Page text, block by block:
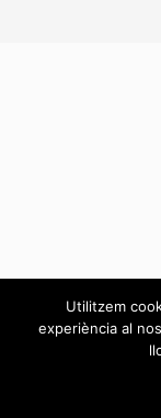
Utilitzem
experiència al